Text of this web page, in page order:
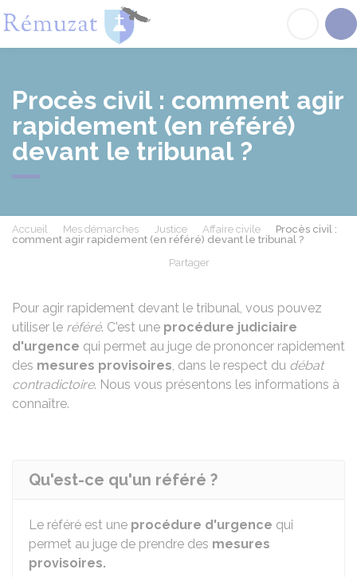
Procès civil : comment agir
rapidement (en référé)
devant le tribunal ?
Accueil Mes démarches Justice Affaire civile
Procès civil :
comment agir rapidement (en référé) devant le tribunal ?
Partager
Pour agir rapidement devant le tribunal, vous pouvez
utiliser le référé. C'est une procédure judiciaire
d'urgence qui permet au juge de prononcer rapidement
des mesures provisoires, dans le respect du débat
contradictoire. Nous vous présentons les informations à
connaître.
Qu'est-ce qu'un référé ?
Le référé est une procédure d'urgence qui
permet au juge de prendre des mesures
provisoires.